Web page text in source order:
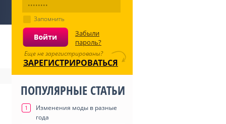
Запомнить
Забыли
пароль?
Еще не зарегистрированы?
ЗАРЕГИСТРИРОВАТЬСЯ
ПОПУЛЯРНЫЕ СТАТЬИ
1
Изменения моды в разные
года